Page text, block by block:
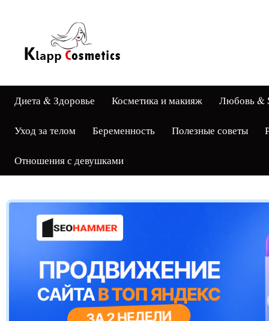
Диета & Здоровье Косметика и макияж Любовь &
Уход за телом Беременность Полезные советы
Отношения с девушками